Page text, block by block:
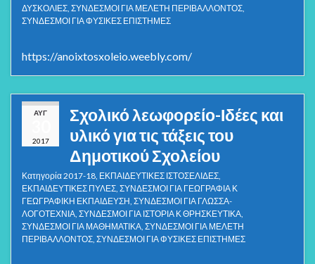
ΔΥΣΚΟΛΙΕΣ ΣΥΝΔΕΣΜΟΙ ΓΙΑ ΜΕΛΕΤΗ ΠΕΡΙΒΑΛΛΟΝΤΟΣ
ΣΥΝΔΕΣΜΟΙ ΓΙΑ ΦΥΣΙΚΕΣ ΕΠΙΣΤΗΜΕΣ
https://anoixtosxoleio.weebly.com/
ΑΥΓ
2017
Σχολικό λεωφορείο-Ιδέες και
υλικό για τις τάξεις του
Δημοτικού Σχολείου
Κατηγορία2017-18 ΕΚΠΑΙΔΕΥΤΙΚΕΣ ΙΣΤΟΣΕΛΙΔΕΣ
ΕΚΠΑΙΔΕΥΤΙΚΕΣ ΠΥΛΕΣ ΣΥΝΔΕΣΜΟΙ ΓΙΑ ΓΕΩΓΡΑΦΙΑ Κ
ΓΕΩΓΡΑΦΙΚΗ ΕΚΠΑΙΔΕΥΣΗ ΣΥΝΔΕΣΜΟΙ ΓΙΑ ΓΛΩΣΣΑ-
ΛΟΓΟΤΕΧΝΙΑ ΣΥΝΔΕΣΜΟΙ ΓΙΑ ΙΣΤΟΡΙΑ Κ ΘΡΗΣΚΕΥΤΙΚΑ
ΣΥΝΔΕΣΜΟΙ ΓΙΑ ΜΑΘΗΜΑΤΙΚΑ ΣΥΝΔΕΣΜΟΙ ΓΙΑ ΜΕΛΕΤΗ
ΠΕΡΙΒΑΛΛΟΝΤΟΣ ΣΥΝΔΕΣΜΟΙ ΓΙΑ ΦΥΣΙΚΕΣ ΕΠΙΣΤΗΜΕΣ